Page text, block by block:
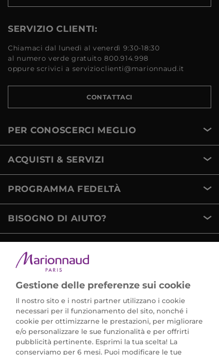
SERVIZIO CLIENTI:
Chiamaci dal lunedì al venerdì 9:30-18:30
al numero verde gratuito 800.914.998
oppure scrivici a servizioclienti@marionnaud.it
CONTATTACI
PER CONOSCERCI MEGLIO
ACQUISTI & SERVIZI
PROGRAMMA FEDELTÀ
BISOGNO DI AIUTO?
Marionnaud Parfumeries Italia S.r.l.
Largo Fiera Milano 5, 20017 Rho (MI)
Gestione delle preferenze sui cookie
Il nostro sito e i nostri partner utilizzano i cookie
necessari per il funzionamento del sito, nonché i
cookie per ottimizzarne le prestazioni, per migliorare
e/o personalizzare le sue funzionalità e per offrirti
pubblicità pertinente. Esprimi la tua scelta! La
conserviamo per 6 mesi. Puoi modificare le tue